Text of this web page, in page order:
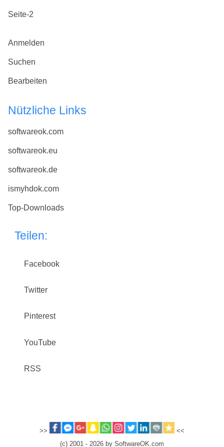
Seite-2
Anmelden
Suchen
Bearbeiten
Nützliche Links
softwareok.com
softwareok.eu
softwareok.de
ismyhdok.com
Top-Downloads
Teilen:
Facebook
Twitter
Pinterest
YouTube
RSS
>>
<<
(c) 2001 - 2026 by SoftwareOK.com